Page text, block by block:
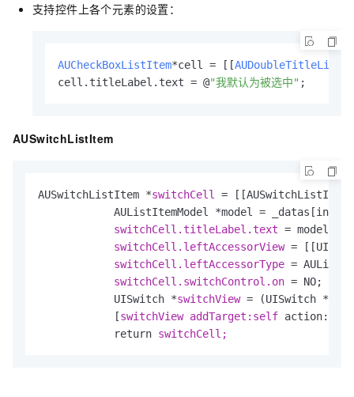
支持控件上各个元素的设置：
AUCheckBoxListItem*cell = [[
cell.titleLabel.text = @"我默认为被选中" ;
AUSwitchListItem
AUSwitchListItem *switchCell =
AUListItemModel *model =
switchCell.titleLabel.text =
switchCell.leftAccessorView =
switchCell.leftAccessorType =
switchCell.switchControl.on = NO;
            UISwitch *
switchView = (UISwitch *)
            [
switchView addTarget:self
            return
switchCell;